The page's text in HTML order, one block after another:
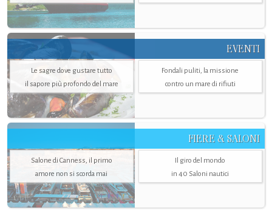
EVENTI
Le sagre dove gustare tutto
il sapore più profondo del mare
Fondali puliti, la missione
contro un mare di rifiuti
FIERE & SALONI
Salone di Canness, il primo
amore non si scorda mai
Il giro del mondo
in 40 Saloni nautici